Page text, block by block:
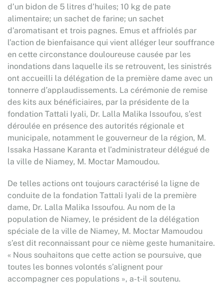
d’un bidon de 5 litres d’huiles; 10 kg de pate
alimentaire; un sachet de farine; un sachet
d’aromatisant et trois pagnes. Emus et affriolés par
l’action de bienfaisance qui vient alléger leur souffrance
en cette circonstance douloureuse causée par les
inondations dans laquelle ils se retrouvent, les sinistrés
ont accueilli la délégation de la première dame avec un
tonnerre d’applaudissements. La cérémonie de remise
des kits aux bénéficiaires, par la présidente de la
fondation Tattali Iyali, Dr. Lalla Malika Issoufou, s’est
déroulée en présence des autorités régionale et
municipale, notamment le gouverneur de la région, M.
Issaka Hassane Karanta et l’administrateur délégué de
la ville de Niamey, M. Moctar Mamoudou.
De telles actions ont toujours caractérisé la ligne de
conduite de la fondation Tattali Iyali de la première
dame, Dr. Lalla Malika Issoufou. Au nom de la
population de Niamey, le président de la délégation
spéciale de la ville de Niamey, M. Moctar Mamoudou
s’est dit reconnaissant pour ce nième geste humanitaire.
« Nous souhaitons que cette action se poursuive, que
toutes les bonnes volontés s’alignent pour
accompagner ces populations », a-t-il soutenu.